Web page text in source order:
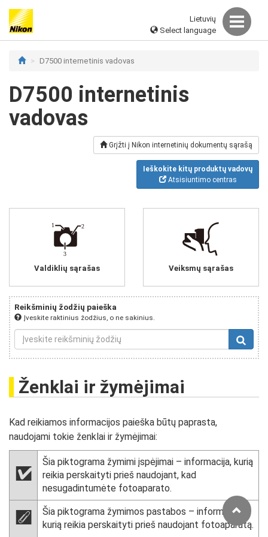
Lietuvių
Select language
D7500 internetinis vadovas
D7500 internetinis
vadovas
Grįžti į Nikon internetinių dokumentų sąrašą
Ieškokite kitų produktų vadovų
Atsisiuntimo centras
Valdiklių sąrašas Veiksmų sąrašas
Reikšminių žodžių paieška
Įveskite raktinius žodžius, o ne sakinius.
Ženklai ir žymėjimai
Kad reikiamos informacijos paieška būtų paprasta,
naudojami tokie ženklai ir žymėjimai:
D
Šia piktograma žymimi įspėjimai – informacija, kurią
reikia perskaityti prieš naudojant, kad
nesugadintumėte fotoaparato.
A
Šia piktograma žymimos pastabos – informacija,
kurią reikia perskaityti prieš naudojant fotoaparatą.